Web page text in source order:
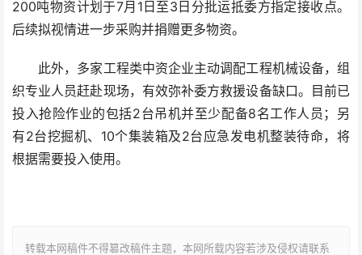
200吨物资计划于7月1日至3日分批运抵委方指定接收点。
后续拟视情进一步采购并捐赠更多物资。
此外，多家工程类中资企业主动调配工程机械设备，组
织专业人员赶赴现场，有效弥补委方救援设备缺口。目前已
投入抢险作业的包括2台吊机并至少配备8名工作人员；另
有2台挖掘机、10个集装箱及2台应急发电机整装待命，将
根据需要投入使用。
转载本网稿件不得篡改稿件主题，本网所载内容若涉及侵权请联系